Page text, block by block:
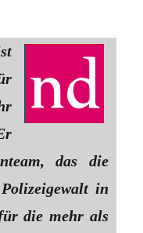
das die
in
die mehr als